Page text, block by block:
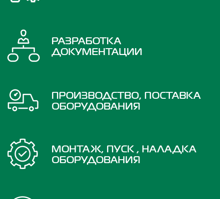
РАЗРАБОТКА
ДОКУМЕНТАЦИИ
ПРОИЗВОДСТВО, ПОСТАВКА
ОБОРУДОВАНИЯ
МОНТАЖ, ПУСК , НАЛАДКА
ОБОРУДОВАНИЯ